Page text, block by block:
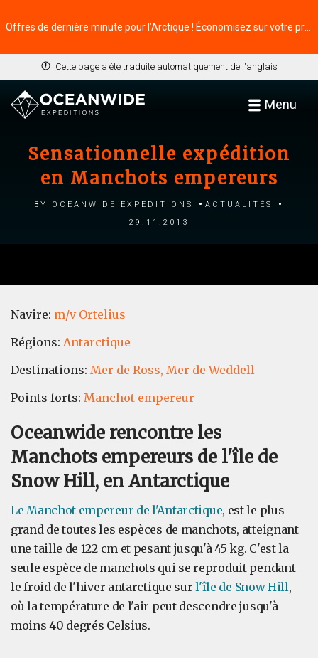
Cette page a été traduite automatiquement de l'anglais
Menu
Sensationnelle expédition
en Manchots empereurs
by Oceanwide Expeditions
Actualités
29.11.2013
Navire: m/v Ortelius
Régions: Antarctique
Destinations: Mer de Ross, Mer de Weddell
Points forts: Manchot empereur
Oceanwide rencontre les
Manchots empereurs de l'île de
Snow Hill, en Antarctique
Le Manchot empereur de l'Antarctique, est le plus
grand de toutes les espèces de manchots, atteignant
une taille de 122 cm et pesant jusqu'à 45 kg. C'est la
seule espèce de manchots qui se reproduit pendant
le froid de l'hiver antarctique surl'île de Snow Hill,
où la température de l'air peut descendre jusqu'à
moins 40 degrés Celsius.